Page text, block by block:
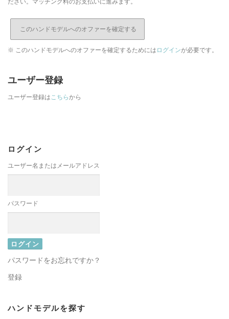
※ このハンドモデルへのオファーを確定するためには ログインが必要です。
ユーザー登録
ユーザー登録はこちらから
ログイン
ユーザー名またはメールアドレス
パスワード
パスワードをお忘れですか？
登録
ハンドモデルを探す